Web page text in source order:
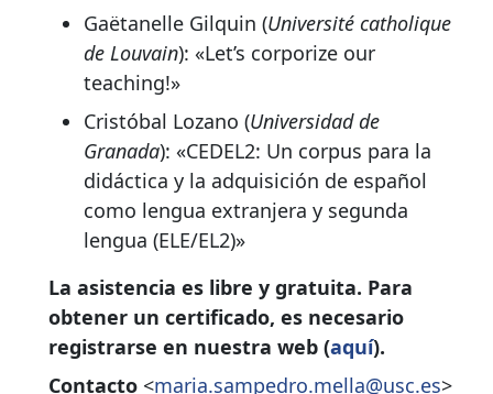
Gaëtanelle Gilquin (Université catholique
de Louvain): «Let’s corporize our
teaching!»
Cristóbal Lozano (Universidad de
Granada): «CEDEL2: Un corpus para la
didáctica y la adquisición de español
como lengua extranjera y segunda
lengua (ELE/EL2)»
La asistencia es libre y gratuita. Para
obtener un certificado, es necesario
registrarse en nuestra web (aquí).
Contacto <maria.sampedro.mella@usc.es>